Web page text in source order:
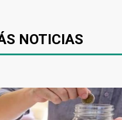
NOTICIAS